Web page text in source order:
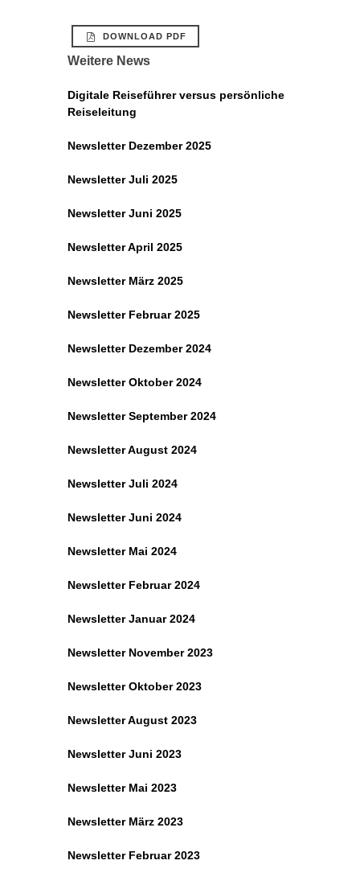
DOWNLOAD PDF
Weitere News
Digitale Reiseführer versus persönliche
Reiseleitung
Newsletter Dezember 2025
Newsletter Juli 2025
Newsletter Juni 2025
Newsletter April 2025
Newsletter März 2025
Newsletter Februar 2025
Newsletter Dezember 2024
Newsletter Oktober 2024
Newsletter September 2024
Newsletter August 2024
Newsletter Juli 2024
Newsletter Juni 2024
Newsletter Mai 2024
Newsletter Februar 2024
Newsletter Januar 2024
Newsletter November 2023
Newsletter Oktober 2023
Newsletter August 2023
Newsletter Juni 2023
Newsletter Mai 2023
Newsletter März 2023
Newsletter Februar 2023